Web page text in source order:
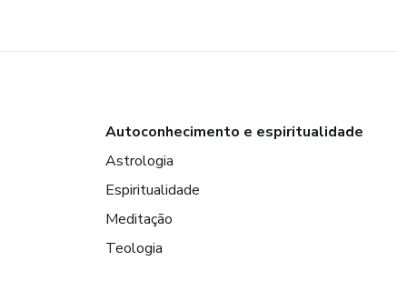
Autoconhecimento e espiritualidade
Astrologia
Espiritualidade
Meditação
Teologia